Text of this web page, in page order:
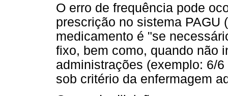
O erro de frequência pode
prescrição no sistema PAGU
medicamento é "se
fixo, bem como, quando não
administrações (exemplo: 6/
sob critério da enfermagem